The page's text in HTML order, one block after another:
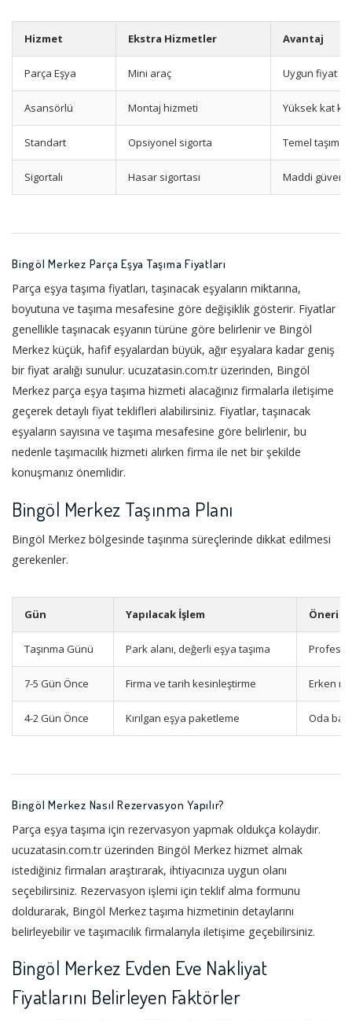
Hizmet Ekstra Hizmetler Avantaj
Parça Eşya Mini araç Uygun fiyat
Asansörlü Montaj hizmeti Yüksek kat
Standart Opsiyonel sigorta Temel
Sigortalı Hasar sigortası Maddi
Bingöl Merkez Parça Eşya Taşıma Fiyatları
Parça eşya taşıma fiyatları, taşınacak eşyaların miktarına,
boyutuna ve taşıma mesafesine göre değişiklik gösterir. Fiyatlar
genellikle taşınacak eşyanın türüne göre belirlenir ve Bingöl
Merkez küçük, hafif eşyalardan büyük, ağır eşyalara kadar geniş
bir fiyat aralığı sunulur. ucuzatasin.com.tr üzerinden, Bingöl
Merkez parça eşya taşıma hizmeti alacağınız firmalarla iletişime
geçerek detaylı fiyat teklifleri alabilirsiniz. Fiyatlar, taşınacak
eşyaların sayısına ve taşıma mesafesine göre belirlenir, bu
nedenle taşımacılık hizmeti alırken firma ile net bir şekilde
konuşmanız önemlidir.
Bingöl Merkez Taşınma Planı
Bingöl Merkez bölgesinde taşınma süreçlerinde dikkat edilmesi
gerekenler.
Gün Yapılacak İşlem Öneri
Taşınma Günü Park alanı, değerli eşya taşıma
7-5 Gün Önce Firma ve tarih kesinleştirme Erken
4-2 Gün Önce Kırılgan eşya paketleme Oda
Bingöl Merkez Nasıl Rezervasyon Yapılır?
Parça eşya taşıma için rezervasyon yapmak oldukça kolaydır.
ucuzatasin.com.tr üzerinden Bingöl Merkez hizmet almak
istediğiniz firmaları araştırarak, ihtiyacınıza uygun olanı
seçebilirsiniz. Rezervasyon işlemi için teklif alma formunu
doldurarak, Bingöl Merkez taşıma hizmetinin detaylarını
belirleyebilir ve taşımacılık firmalarıyla iletişime geçebilirsiniz.
Bingöl Merkez Evden Eve Nakliyat
Fiyatlarını Belirleyen Faktörler